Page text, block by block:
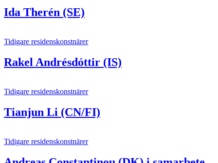
Ida Therén (SE)
Tidigare residenskonstnärer
Rakel Andrésdóttir (IS)
Tidigare residenskonstnärer
Tianjun Li (CN/FI)
Tidigare residenskonstnärer